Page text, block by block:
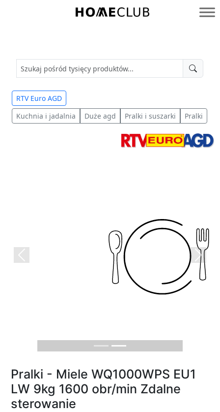
Homeclub
RTV Euro AGD
Kuchnia i jadalnia
Duże agd Pralki i suszarki Pralki
Previous Next
Pralki - Miele WQ1000WPS EU1
LW 9kg 1600 obr/min Zdalne
sterowanie